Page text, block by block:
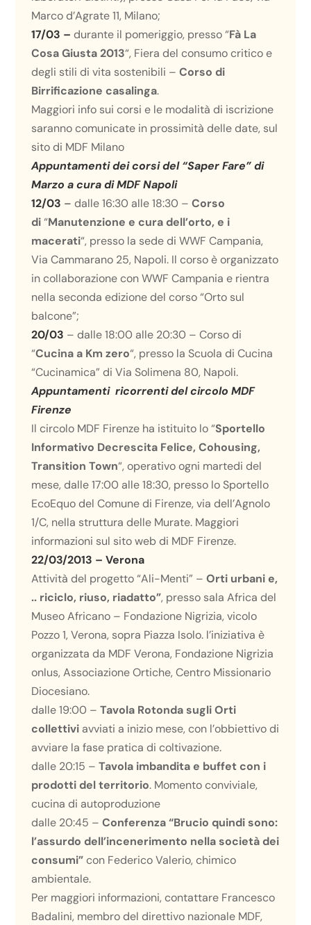
Marco d’Agrate 11, Milano;
17/03 –durante il pomeriggio, presso “Fà La
Cosa Giusta 2013“, Fiera del consumo critico e
degli stili di vita sostenibili –Corso di
Birrificazione casalinga.
Maggiori info sui corsi e le modalità di iscrizione
saranno comunicate in prossimità delle date, sul
sito di MDF Milano
Appuntamenti dei corsi del “Saper Fare” di
Marzo a cura di MDF Napoli
12/03 –dalle 16:30 alle 18:30 – Corso
di“Manutenzione e cura dell’orto, e i
macerati“, presso la sede di WWF Campania,
Via Cammarano 25, Napoli. Il corso è organizzato
in collaborazione con WWF Campania e rientra
nella seconda edizione del corso “Orto sul
balcone”;
20/03 – dalle 18:00 alle 20:30 – Corso di
“Cucina a Km zero“, presso la Scuola di Cucina
“Cucinamica” di Via Solimena 80, Napoli.
Appuntamenti ricorrenti del circolo MDF
Firenze
Il circolo MDF Firenze ha istituito lo “Sportello
Informativo Decrescita Felice, Cohousing,
Transition Town“, operativo ogni martedi del
mese, dalle 17:00 alle 18:30, presso lo Sportello
EcoEquo del Comune di Firenze, via dell’Agnolo
1/C, nella struttura delle Murate. Maggiori
informazioni sul sito web di MDF Firenze.
22/03/2013 – Verona
Attività del progetto “Ali-Menti” –Orti urbani e,
.. riciclo, riuso, riadatto”, presso sala Africa del
Museo Africano – Fondazione Nigrizia, vicolo
Pozzo 1, Verona, sopra Piazza Isolo. l’iniziativa è
organizzata da MDF Verona, Fondazione Nigrizia
onlus, Associazione Ortiche, Centro Missionario
Diocesiano.
dalle 19:00 –Tavola Rotonda sugli Orti
collettivi avviati a inizio mese, con l’obbiettivo di
avviare la fase pratica di coltivazione.
dalle 20:15 –Tavola imbandita e buffet con i
prodotti del territorio. Momento conviviale,
cucina di autoproduzione
dalle 20:45 –Conferenza “Brucio quindi sono:
l’assurdo dell’incenerimento nella società dei
consumi”con Federico Valerio, chimico
ambientale.
Per maggiori informazioni, contattare Francesco
Badalini, membro del direttivo nazionale MDF,